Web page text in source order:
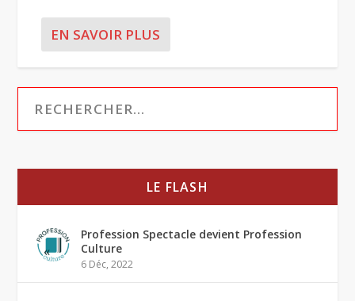
EN SAVOIR PLUS
LE FLASH
Profession Spectacle devient Profession
Culture
6 Déc, 2022